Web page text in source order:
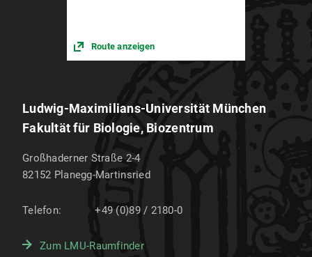
Route anzeigen
Ludwig-Maximilians-Universität München
Fakultät für Biologie, Biozentrum
Großhaderner Straße 2-4
82152 Planegg-Martinsried
Telefon: +49 (0)89 / 2180-0
Zum LMU-Raumfinder